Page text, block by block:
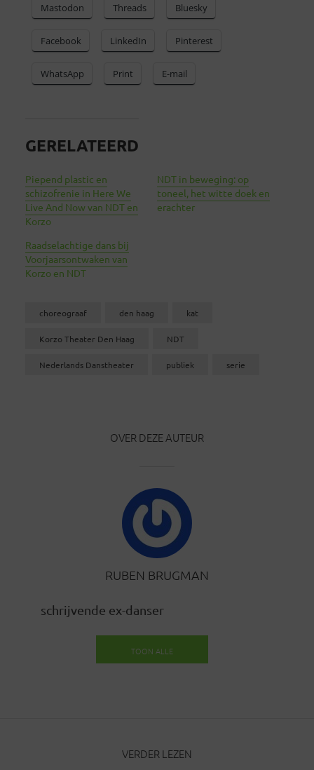
Mastodon Threads Bluesky
Facebook LinkedIn Pinterest
WhatsApp Print E-mail
GERELATEERD
Piepend plastic en
schizofrenie in Here We
Live And Now van NDT en
Korzo
NDT in beweging: op
toneel, het witte doek en
erachter
Raadselachtige dans bij
Voorjaarsontwaken van
Korzo en NDT
choreograaf den haag kat
Korzo Theater Den Haag NDT
Nederlands Danstheater publiek serie
OVER DEZE AUTEUR
RUBEN BRUGMAN
schrijvende ex-danser
TOON ALLE
VERDER LEZEN